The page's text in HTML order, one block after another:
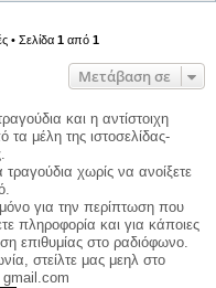
• Σελίδα 1 από 1
Μετάβαση σε
και η αντίστοιχη
μέλη της ιστοσελίδας-
χωρίς να ανοίξετε
μόνο για την περίπτωση που
πληροφορία και για κάποιες
επιθυμίας στο ραδιόφωνο.
στείλτε μας μεηλ στο